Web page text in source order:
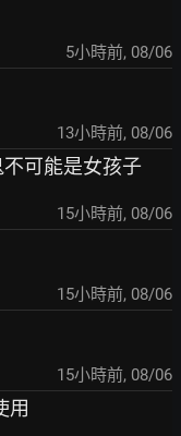
5小時前, 08/06
13小時前, 08/06
可能是女孩子
15小時前, 08/06
15小時前, 08/06
15小時前, 08/06
用